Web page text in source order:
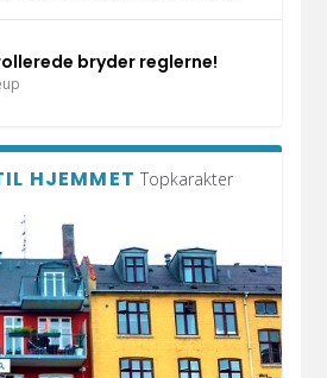
bryder reglerne!
HJEMMET Topkarakter